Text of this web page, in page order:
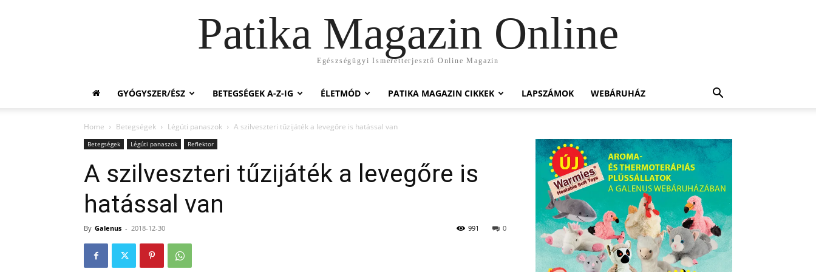
Patika Magazin Online
Egészségügyi Ismeretterjesztő Online Magazin
GYÓGYSZER/ÉSZ BETEGSÉGEK A-Z-IG ÉLETMÓD PATIKA MAGAZIN CIKKEK LAPSZÁMOK WEBÁRUHÁZ
Home Betegségek Légúti panaszok A szilveszteri tűzijáték a levegőre is hatással van
Betegségek Légúti panaszok Reflektor
A szilveszteri tűzijáték a levegőre is
hatással van
By Galenus - 2018-12-30 0
991